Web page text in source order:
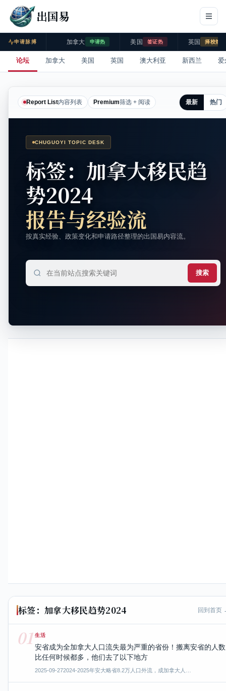
出国易
申请脉搏 加拿大 申请热 美国 签证热 英国 择校热
论坛 加拿大 美国 英国 澳大利亚 新西兰 爱
Report List内容列表 Premium筛选 + 阅读 最新 热门
CHUGUOYI TOPIC DESK
标签：加拿大移民趋
势2024
报告与经验流
按真实经验、政策变化和申请路径整理的出国易内容流。
搜索
标签：加拿大移民趋势2024 回到首页
01 生活
安省成为全加拿大人口流失最为严重的省份！搬离安省的人数
比任何时候都多，他们去了以下地方
2025-09-272024-2025年安大略省8.2万人口外流，成加拿大人…